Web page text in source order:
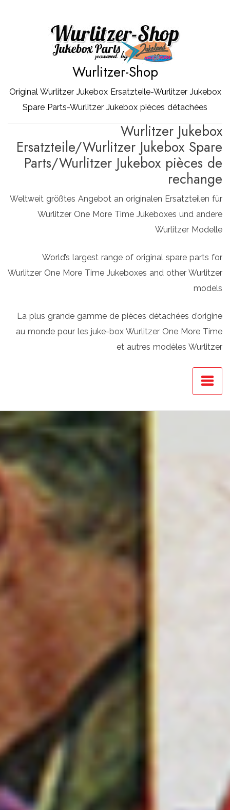
Wurlitzer-Shop
Original Wurlitzer Jukebox Ersatzteile-Wurlitzer Jukebox
Spare Parts-Wurlitzer Jukebox pièces détachées
Wurlitzer Jukebox
Ersatzteile/Wurlitzer Jukebox Spare
Parts/Wurlitzer Jukebox pièces de
rechange
Weltweit größtes Angebot an originalen Ersatzteilen für
Wurlitzer One More Time Jukeboxes und andere
Wurlitzer Modelle
World’s largest range of original spare parts for
Wurlitzer One More Time Jukeboxes and other Wurlitzer
models
La plus grande gamme de pièces détachées d’origine
au monde pour les juke-box Wurlitzer One More Time
et autres modèles Wurlitzer